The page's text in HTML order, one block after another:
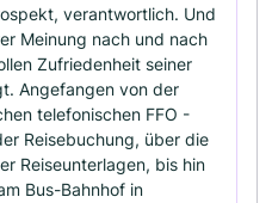
verantwortlich. Und
Meinung nach und nach
Zufriedenheit seiner
Angefangen von der
telefonischen FFO -
Reisebuchung, über die
Reiseunterlagen, bis hin
Bus-Bahnhof in